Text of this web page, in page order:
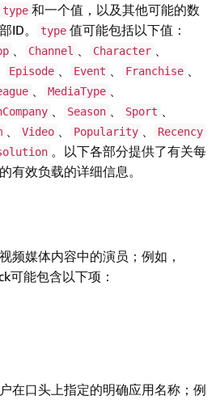
type 和一个值，以及其他可能的数
ID。
type 值可能包括以下值：
Channel Character
Episode Event Franchise
MediaType
Season Sport
Video Popularity Recency
。以下各部分提供了有关每
有效负载的详细信息。
频媒体内容中的演员；例如，
可能包含以下项：
在口头上指定的明确应用名称；例